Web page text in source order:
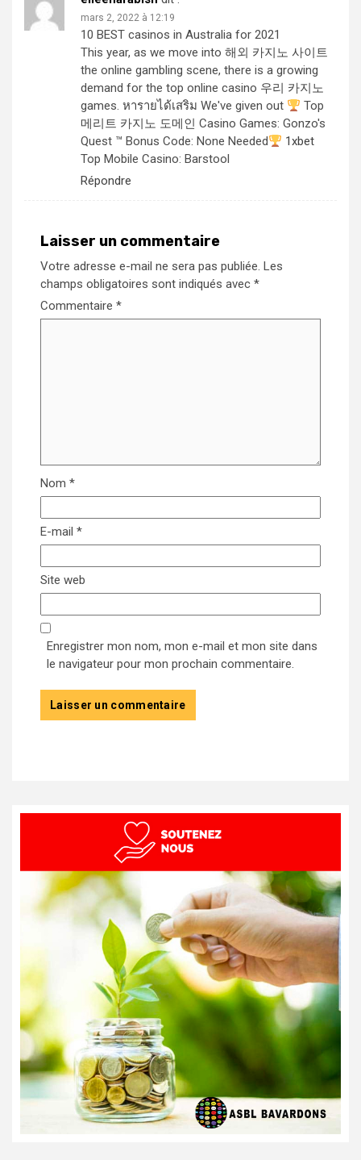
mars 2, 2022 à 12:19
10 BEST casinos in Australia for 2021
This year, as we move into 해외 카지노 사이트
the online gambling scene, there is a growing
demand for the top online casino 우리 카지노
games. หารายได้เสริม We've given out
Top
메리트 카지노 도메인 Casino Games: Gonzo's
Quest ™ Bonus Code: None Needed
1xbet
Top Mobile Casino: Barstool
Répondre
Laisser un commentaire
Votre adresse e-mail ne sera pas publiée. Les
champs obligatoires sont indiqués avec *
Commentaire *
Nom *
E-mail *
Site web
Enregistrer mon nom, mon e-mail et mon site dans
le navigateur pour mon prochain commentaire.